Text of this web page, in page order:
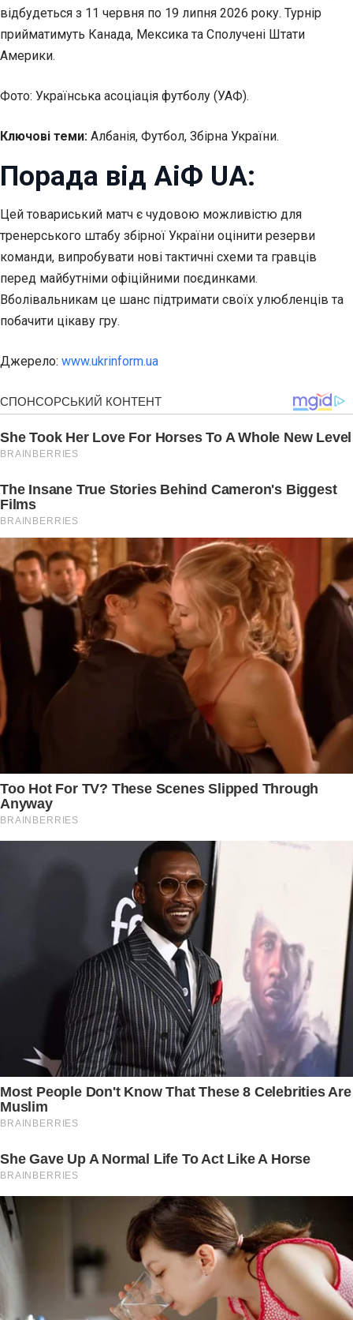
відбудеться з 11 червня по 19 липня 2026 року. Турнір
прийматимуть Канада, Мексика та Сполучені Штати
Америки.
Фото: Українська асоціація футболу (УАФ).
Ключові теми: Албанія, Футбол, Збірна України.
Порада від АіФ UA:
Цей товариський матч є чудовою можливістю для
тренерського штабу збірної України оцінити резерви
команди, випробувати нові тактичні схеми та гравців
перед майбутніми офіційними поєдинками.
Вболівальникам це шанс підтримати своїх улюбленців та
побачити цікаву гру.
Джерело: www.ukrinform.ua